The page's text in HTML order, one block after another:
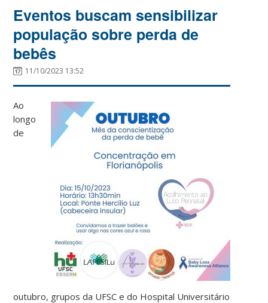
Eventos buscam sensibilizar
população sobre perda de
bebês
11/10/2023 13:52
Ao
longo
de
outubro, grupos da UFSC e do Hospital Universitário